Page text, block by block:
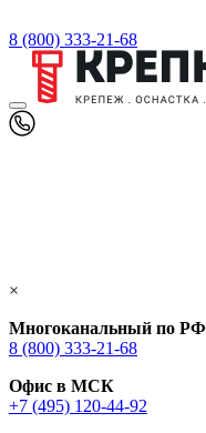
8 (800) 333-21-68
×
Многоканальный по РФ
8 (800) 333‑21-68
Офис в МСК
+7 (495) 120-44-92